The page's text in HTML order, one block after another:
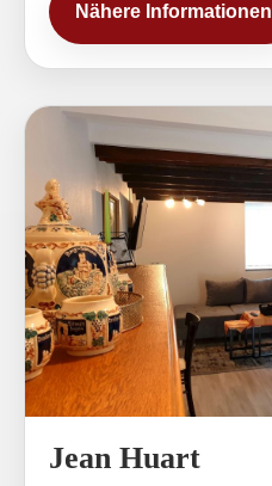
Nähere Informationen
Jean Huart